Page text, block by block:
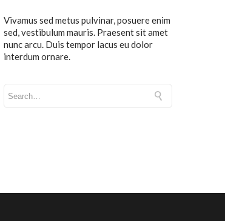
Vivamus sed metus pulvinar, posuere enim
sed, vestibulum mauris. Praesent sit amet
nunc arcu. Duis tempor lacus eu dolor
interdum ornare.